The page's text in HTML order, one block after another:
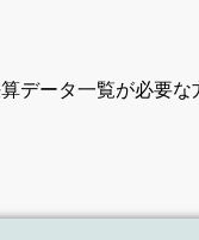
データ一覧が必要な